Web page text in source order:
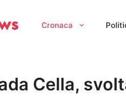
Cronaca
Cella,